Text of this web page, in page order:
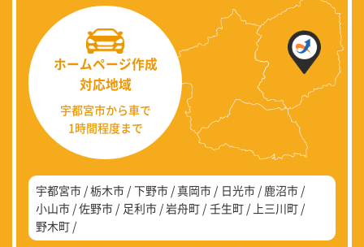
ホームページ作成
対応地域
宇都宮市から車で
1時間程度まで
宇都宮市 栃木市 下野市 真岡市 日光市
鹿沼市
小山市 佐野市 足利市 岩舟町 壬生町
上三川町
野木町